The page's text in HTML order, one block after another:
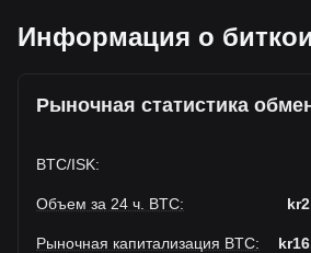
Информация о
Рыночная статистика
BTC/ISK:
Объем за 24 ч. BTC:
Рыночная капитализация BTC: